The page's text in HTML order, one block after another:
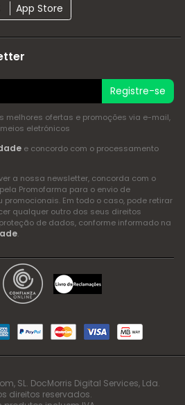
App Store
Registre-se
melhores ofertas e promoções via e-mail,
eletrónicos
e concordo com o processamento
a nossa newsletter, concorda com o
Promofarma para o envio de
Em todo o caso, pode retirar
qualquer outro dos seus direitos
de dados, conforme informado na
.
SL. DocMorris Digital Services, Lda.
direitos reservados.